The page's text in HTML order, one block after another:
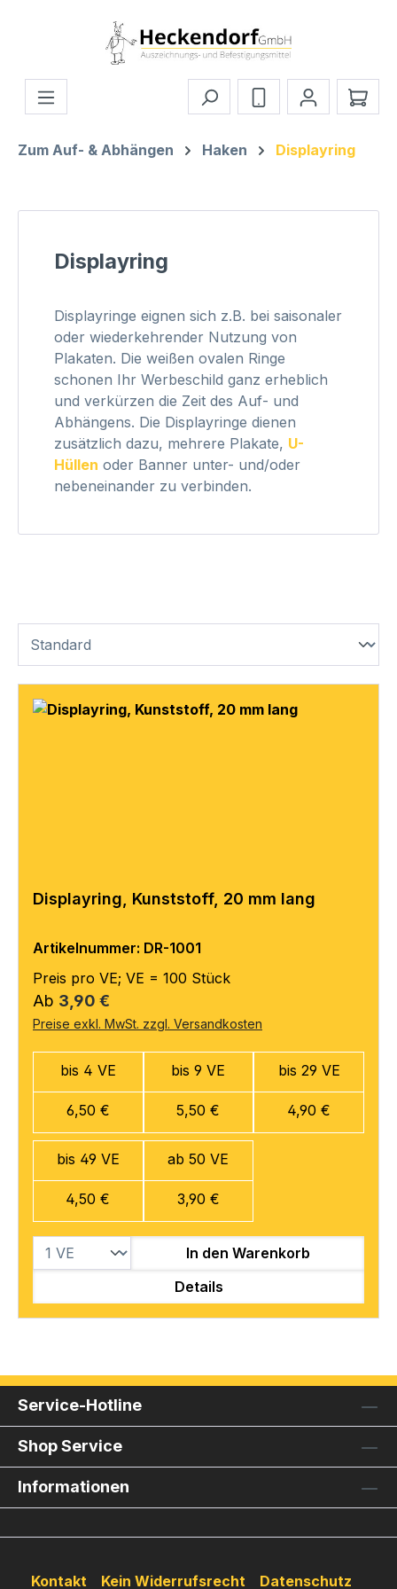
Zum Hauptinhalt springen
Zum Auf- & Abhängen Haken Displayring
Displayring
Displayringe eignen sich z.B. bei saisonaler
oder wiederkehrender Nutzung von
Plakaten. Die weißen ovalen Ringe
schonen Ihr Werbeschild ganz erheblich
und verkürzen die Zeit des Auf- und
Abhängens. Die Displayringe dienen
zusätzlich dazu, mehrere Plakate, U-
Hüllen oder Banner unter- und/oder
nebeneinander zu verbinden.
Displayring, Kunststoff, 20 mm lang
Artikelnummer: DR-1001
Preis pro VE; VE = 100 Stück
Regulärer Preis:
Ab 3,90 €
Preise exkl. MwSt. zzgl. Versandkosten
bis 4 VE
6,50 €
bis 9 VE
5,50 €
bis 29 VE
4,90 €
bis 49 VE
4,50 €
ab 50 VE
3,90 €
In den Warenkorb
Details
Service-Hotline
Shop Service
Informationen
Kontakt Kein Widerrufsrecht Datenschutz